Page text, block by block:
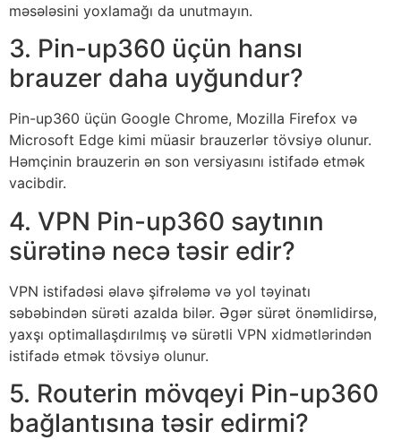
məsələsini yoxlamağı da unutmayın.
3. Pin-up360 üçün hansı
brauzer daha uyğundur?
Pin-up360 üçün Google Chrome, Mozilla Firefox və
Microsoft Edge kimi müasir brauzerlər tövsiyə olunur.
Həmçinin brauzerin ən son versiyasını istifadə etmək
vacibdir.
4. VPN Pin-up360 saytının
sürətinə necə təsir edir?
VPN istifadəsi əlavə şifrələmə və yol təyinatı
səbəbindən sürəti azalda bilər. Əgər sürət önəmlidirsə,
yaxşı optimallaşdırılmış və sürətli VPN xidmətlərindən
istifadə etmək tövsiyə olunur.
5. Routerin mövqeyi Pin-up360
bağlantısına təsir edirmi?